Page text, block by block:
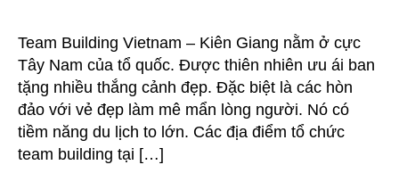
tuyệt
đẹp
Team Building Vietnam – Kiên Giang nằm ở cực
Tây Nam của tổ quốc. Được thiên nhiên ưu ái ban
tặng nhiều thắng cảnh đẹp. Đặc biệt là các hòn
đảo với vẻ đẹp làm mê mẩn lòng người. Nó có
tiềm năng du lịch to lớn. Các địa điểm tổ chức
team building tại […]